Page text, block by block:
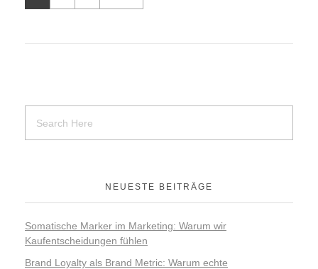
NEUESTE BEITRÄGE
Somatische Marker im Marketing: Warum wir
Kaufentscheidungen fühlen
Brand Loyalty als Brand Metric: Warum echte